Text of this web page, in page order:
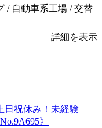
/ 自動車系工場 / 交替
詳細を表示